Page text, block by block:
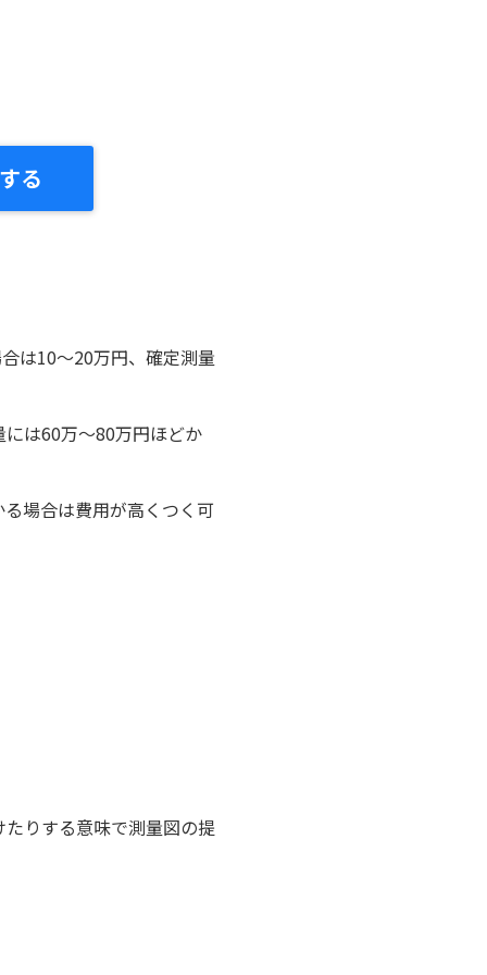
る
は10～20万円、確定測量
は60万～80万円ほどか
場合は費用が高くつく可
りする意味で測量図の提